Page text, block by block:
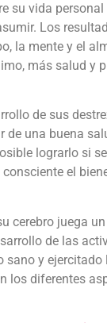
su vida
Los
la mente y el
más salud y
de sus
de una buena
lograrlo si
el
cerebro juega
de las
sano y ejercitado
los diferentes